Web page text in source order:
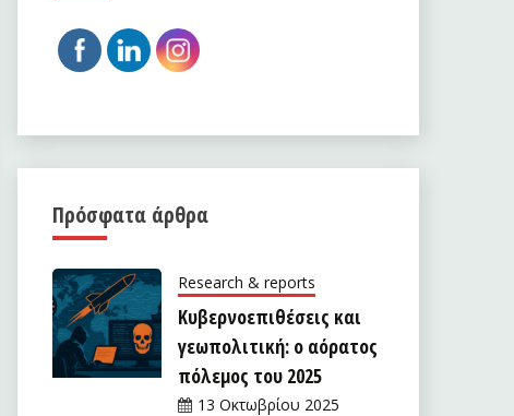
Πρόσφατα άρθρα
Research & reports
Κυβερνοεπιθέσεις και
γεωπολιτική: ο αόρατος
πόλεμος του 2025
13 Οκτωβρίου 2025